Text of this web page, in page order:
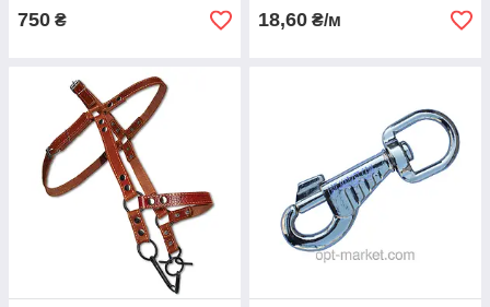
750 ₴ 18,60 ₴/м